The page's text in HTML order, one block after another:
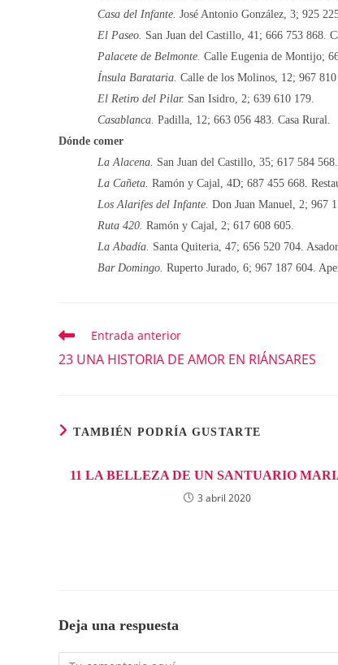
Casa del Infante. José Antonio González, 3; 925
El Paseo. San Juan del Castillo, 41; 666 753 868.
Palacete de Belmonte. Calle Eugenia de Montijo;
Ínsula Barataria. Calle de los Molinos, 12; 967 810
El Retiro del Pilar. San Isidro, 2; 639 610 179.
Casablanca. Padilla, 12; 663 056 483. Casa Rural.
Dónde comer
La Alacena. San Juan del Castillo, 35; 617 584
La Cañeta. Ramón y Cajal, 4D; 687 455 668.
Los Alarifes del Infante. Don Juan Manuel, 2; 967
Ruta 420. Ramón y Cajal, 2; 617 608 605.
La Abadía. Santa Quiteria, 47; 656 520 704. Asador.
Bar Domingo. Ruperto Jurado, 6; 967 187 604.
Leer
artículos
Entrada anterior
23 UNA HISTORIA DE AMOR EN RIÁNSARES
TAMBIÉN PODRÍA GUSTARTE
11 LA BELLEZA DE UN SANTUARIO
3 abril 2020
Deja una respuesta
Comentario